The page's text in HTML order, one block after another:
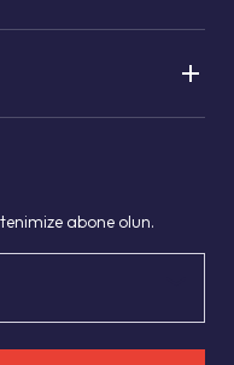
abone olun.